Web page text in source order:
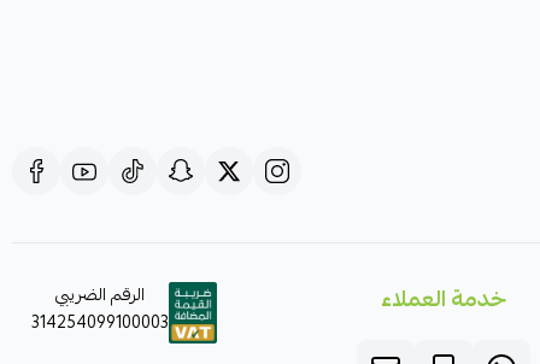
خدمة العملاء
الرقم الضريبي
314254099100003